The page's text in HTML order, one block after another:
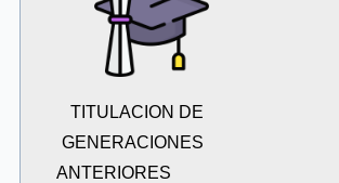
TITULACION DE
GENERACIONES
ANTERIORES